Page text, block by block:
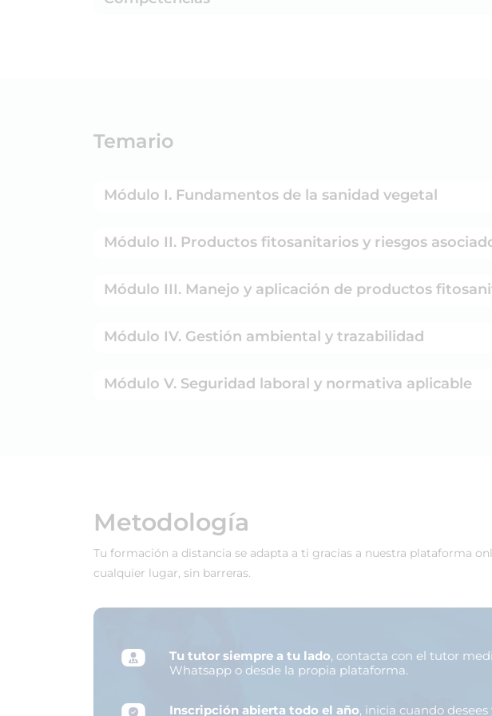
Temario
Módulo I. Fundamentos de la sanidad vegetal
Módulo II. Productos fitosanitarios y riesgos
Módulo III. Manejo y aplicación de productos
Módulo IV. Gestión ambiental y trazabilidad
Módulo V. Seguridad laboral y normativa aplicable
Metodología
Tu formación a distancia se adapta a ti gracias a nuestra plataforma
cualquier lugar, sin barreras.
Tu tutor siempre a tu lado, contacta con el tutor
Whatsapp o desde la propia plataforma.
Inscripción abierta todo el año, inicia cuando